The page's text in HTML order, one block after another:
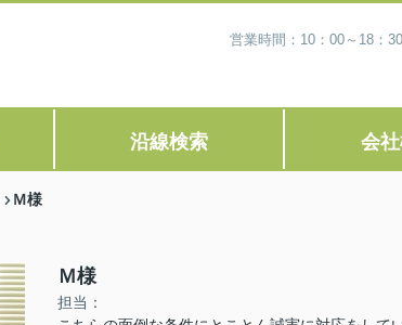
営業時間：10：00～18：
沿線検索 会
Ｍ様
Ｍ様
担当：